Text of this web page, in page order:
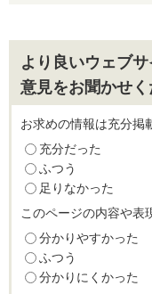
より良いウェブ
意見をお聞かせ
お求めの情報は充分掲
充分だった
ふつう
足りなかった
このページの内容や表
分かりやすかった
ふつう
分かりにくかった